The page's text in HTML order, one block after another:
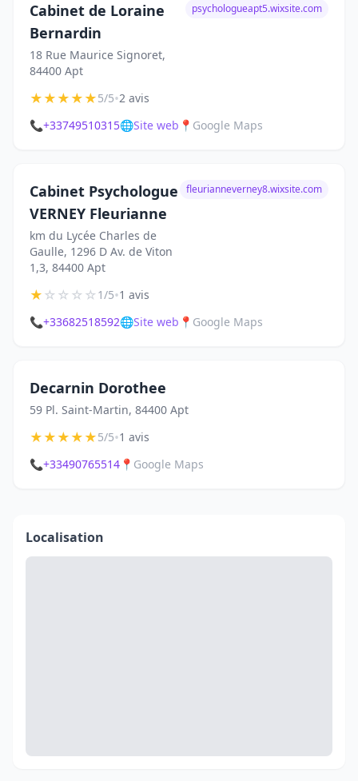
Cabinet de Loraine
Bernardin
18 Rue Maurice Signoret,
84400 Apt
psychologueapt5.wixsite.com
★★★★★5/5•2 avis
📞+33749510315🌐Site web 📍 Google Maps
Cabinet Psychologue
VERNEY Fleurianne
km du Lycée Charles de
Gaulle, 1296 D Av. de Viton
1,3, 84400 Apt
fleurianneverney8.wixsite.com
★☆☆☆☆1/5•1 avis
📞+33682518592🌐Site web 📍 Google Maps
Decarnin Dorothee
59 Pl. Saint-Martin, 84400 Apt
★★★★★5/5•1 avis
📞+33490765514 📍 Google Maps
Localisation